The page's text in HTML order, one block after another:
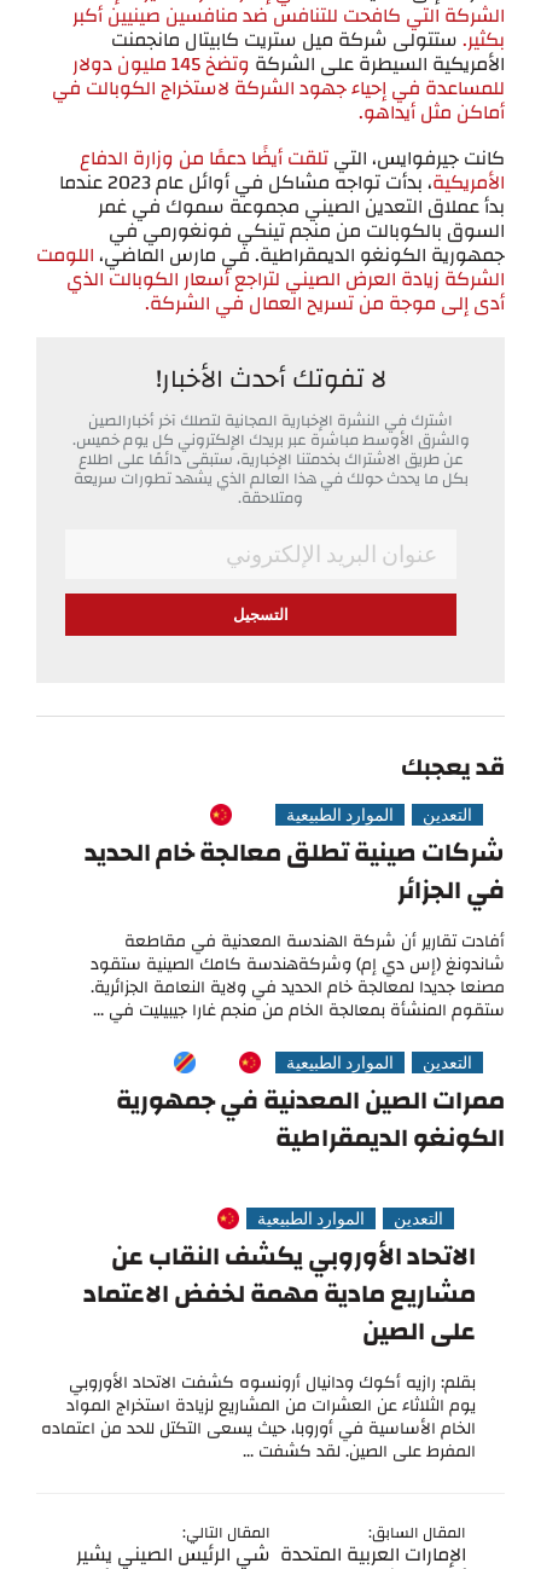
الشركة التي كافحت للتنافس ضد منافسين صينيين أكبر
بكثير.ستتولى شركة ميل ستريت كابيتال مانجمنت
الأمريكية السيطرة على الشركة وتضخ 145 مليون دولار
للمساعدة في إحياء جهود الشركة لاستخراج الكوبالت في
أماكن مثل أيداهو.
كانت جيرفوايس، التيتلقت أيضًا دعمًا من وزارة الدفاع
الأمريكية ، بدأت تواجه مشاكل في أوائل عام 2023 عندما
بدأ عملاق التعدين الصيني مجموعة سموك في غمر
السوق بالكوبالت من منجم تينكي فونغورمي في
جمهورية الكونغو الديمقراطية. في مارس الماضي،اللومت
الشركة زيادة العرض الصيني لتراجع أسعار الكوبالت الذي
أدى إلى موجة من تسريح العمال في الشركة.
لا تفوتك أحدث الأخبار!
اشترك في النشرة الإخبارية المجانية لتصلك آخر أخبارالصين
والشرق الأوسط مباشرة عبر بريدك الإلكتروني كل يوم خميس.
عن طريق الاشتراك بخدمتنا الإخبارية، ستبقى دائمًا على اطلاع
بكل ما يحدث حولك في هذا العالم الذي يشهد تطورات سريعة
ومتلاحقة.
Email
*
قد يعجبك
التعدين الموارد الطبيعية
شركات صينية تطلق معالجة خام الحديد
في الجزائر
أفادت تقارير أن شركة الهندسة المعدنية في مقاطعة
شاندونغ (إس دي إم) وشركةهندسة كامك الصينية ستقود
مصنعا جديدا لمعالجة خام الحديد في ولاية النعامة الجزائرية.
ستقوم المنشأة بمعالجة الخام من منجم غارا جيبيليت في ...
التعدين الموارد الطبيعية
ممرات الصين المعدنية في جمهورية
الكونغو الديمقراطية
التعدين الموارد الطبيعية
الاتحاد الأوروبي يكشف النقاب عن
مشاريع مادية مهمة لخفض الاعتماد
على الصين
بقلم: رازيه أكوك ودانيال أرونسوه كشفت الاتحاد الأوروبي
يوم الثلاثاء عن العشرات من المشاريع لزيادة استخراج المواد
الخام الأساسية في أوروبا، حيث يسعى التكتل للحد من اعتماده
المفرط على الصين. لقد كشفت ...
المقال السابق:
الإمارات العربية المتحدة
المقال التالي:
شي الرئيس الصيني يشير